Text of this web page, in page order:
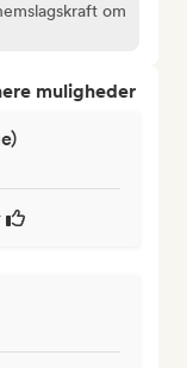
om
muligheder